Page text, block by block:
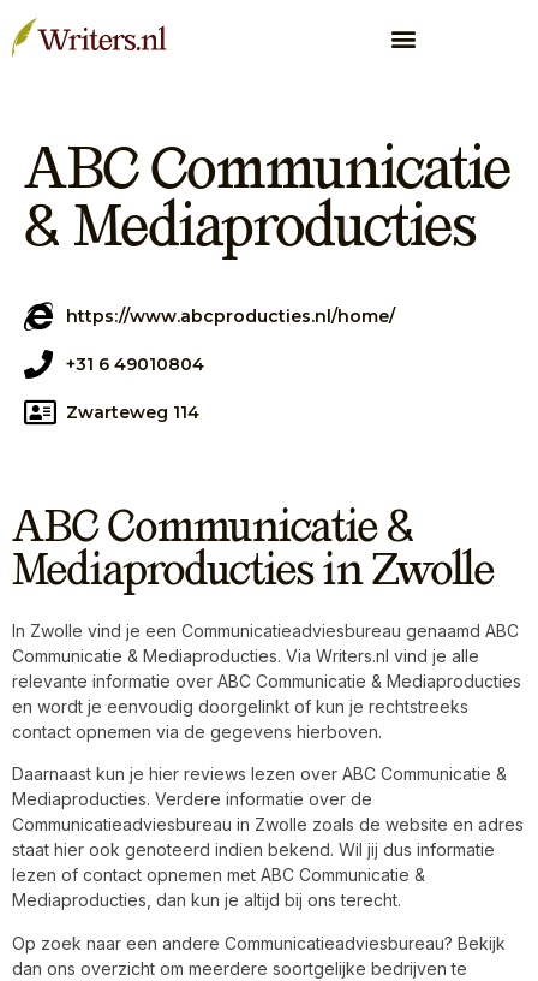
ABC Communicatie
& Mediaproducties
https://www.abcproducties.nl/home/
+31 6 49010804
Zwarteweg 114
ABC Communicatie &
Mediaproducties in Zwolle
In Zwolle vind je een Communicatieadviesbureau genaamd ABC
Communicatie & Mediaproducties. Via Writers.nl vind je alle
relevante informatie over ABC Communicatie & Mediaproducties
en wordt je eenvoudig doorgelinkt of kun je rechtstreeks
contact opnemen via de gegevens hierboven.
Daarnaast kun je hier reviews lezen over ABC Communicatie &
Mediaproducties. Verdere informatie over de
Communicatieadviesbureau in Zwolle zoals de website en adres
staat hier ook genoteerd indien bekend. Wil jij dus informatie
lezen of contact opnemen met ABC Communicatie &
Mediaproducties, dan kun je altijd bij ons terecht.
Op zoek naar een andere Communicatieadviesbureau? Bekijk
dan ons overzicht om meerdere soortgelijke bedrijven te